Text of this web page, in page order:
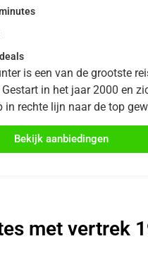
is een van de grootste
in het jaar 2000 en
in rechte lijn naar de top
Bekijk aanbiedingen
met vertrek